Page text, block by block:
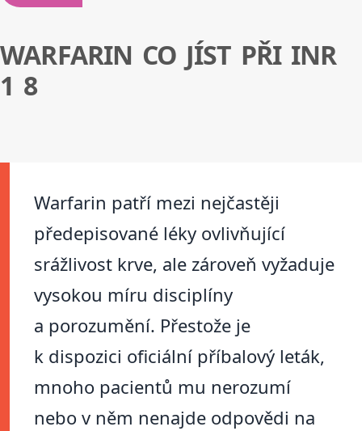
WARFARIN CO JÍST PŘI INR
1 8
Warfarin patří mezi nejčastěji
předepisované léky ovlivňující
srážlivost krve, ale zároveň vyžaduje
vysokou míru disciplíny
a porozumění. Přestože je
k dispozici oficiální příbalový leták,
mnoho pacientů mu nerozumí
nebo v něm nenajde odpovědi na